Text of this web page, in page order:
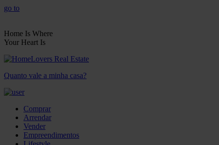
go to
Home Is Where
Your Heart Is
Quanto vale a minha casa?
Comprar
Arrendar
Vender
Empreendimentos